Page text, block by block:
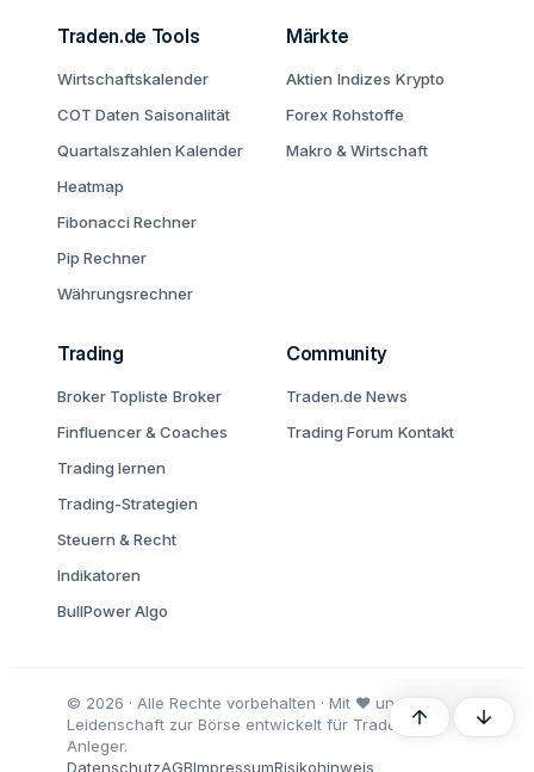
Traden.de Tools
Wirtschaftskalender
COT Daten Saisonalität
Quartalszahlen Kalender
Heatmap
Fibonacci Rechner
Pip Rechner
Währungsrechner
Märkte
Aktien Indizes Krypto
Forex Rohstoffe
Makro & Wirtschaft
Trading
Broker Topliste Broker
Finfluencer & Coaches
Trading lernen
Trading-Strategien
Steuern & Recht
Indikatoren
BullPower Algo
Community
Traden.de News
Trading Forum Kontakt
© 2026 · Alle Rechte vorbehalten · Mit ♥ und
Leidenschaft zur Börse entwickelt für Trader und
Anleger.
DatenschutzAGBImpressumRisikohinweis
Oben Unten